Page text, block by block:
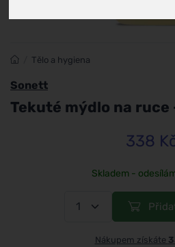
Tělo a hygiena
Sonett
Tekuté mýdlo na ruce
338
Skladem -
Nákupem získáte